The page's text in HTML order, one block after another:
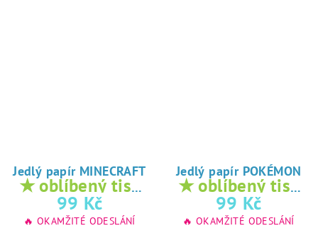
Jedlý papír MINECRAFT
★ oblíbený tisk
na jedlý papír
99 Kč
🔥 OKAMŽITÉ ODESLÁNÍ
Jedlý papír POKÉMON
★ oblíbený tisk
na jedlý papír
99 Kč
🔥 OKAMŽITÉ ODESLÁNÍ